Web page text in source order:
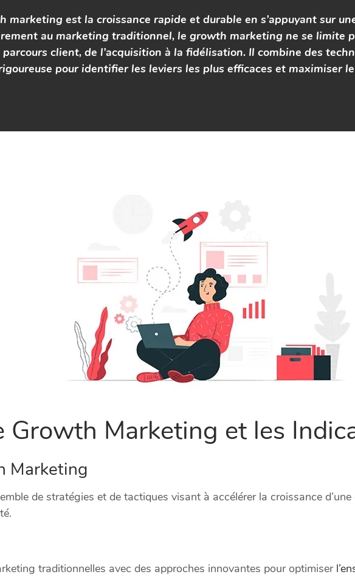
marketing est la croissance rapide et durable en s’appuyant sur
au marketing traditionnel, le growth marketing ne se limite
client, de l’acquisition à la fidélisation. Il combine des
pour identifier les leviers les plus efficaces et maximiser
Growth Marketing et les
Marketing
de stratégies et de tactiques visant à accélérer la croissance
traditionnelles avec des approches innovantes pour optimiser